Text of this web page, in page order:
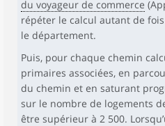
du voyageur de commerce
répéter le calcul autant de
le département.
Puis, pour chaque chemin
primaires associées, en
du chemin et en saturant
sur le nombre de logements
être supérieur à 2 500.